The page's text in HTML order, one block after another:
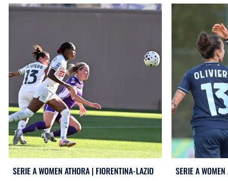
SERIE A WOMEN ATHORA | FIORENTINA-LAZIO
SERIE A